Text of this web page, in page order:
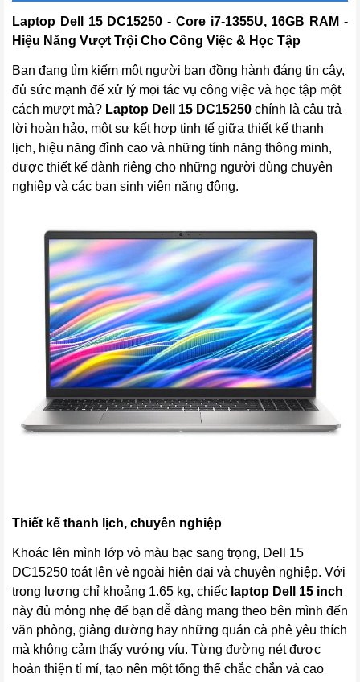
Laptop Dell 15 DC15250 - Core i7-1355U, 16GB RAM -
Hiệu Năng Vượt Trội Cho Công Việc & Học Tập
Bạn đang tìm kiếm một người bạn đồng hành đáng tin cậy,
đủ sức mạnh để xử lý mọi tác vụ công việc và học tập một
cách mượt mà? Laptop Dell 15 DC15250 chính là câu trả
lời hoàn hảo, một sự kết hợp tinh tế giữa thiết kế thanh
lịch, hiệu năng đỉnh cao và những tính năng thông minh,
được thiết kế dành riêng cho những người dùng chuyên
nghiệp và các bạn sinh viên năng động.
Thiết kế thanh lịch, chuyên nghiệp
Khoác lên mình lớp vỏ màu bạc sang trọng, Dell 15
DC15250 toát lên vẻ ngoài hiện đại và chuyên nghiệp. Với
trọng lượng chỉ khoảng 1.65 kg, chiếc laptop Dell 15 inch
này đủ mỏng nhẹ để bạn dễ dàng mang theo bên mình đến
văn phòng, giảng đường hay những quán cà phê yêu thích
mà không cảm thấy vướng víu. Từng đường nét được
hoàn thiện tỉ mỉ, tạo nên một tổng thể chắc chắn và cao